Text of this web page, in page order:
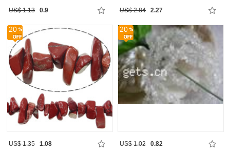
US$ 1.13 0.9 US$ 2.84 2.27
20
US$ 1.35 1.08
20
US$ 1.02 0.82